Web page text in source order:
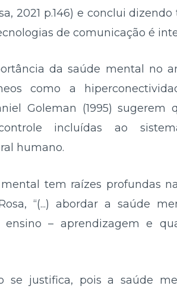
2021 p.146) e conclui
de comunicação é
da saúde mental no
como a
Goleman (1995)
incluídas ao
humano.
tem raízes profundas
“(...) abordar a saúde
ensino – aprendizagem e
se justifica, pois a saúde